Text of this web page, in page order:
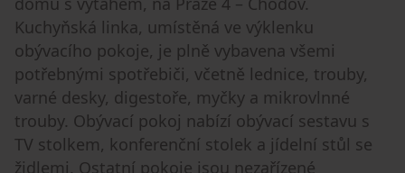
Kuchyňská linka, umístěná ve výklenku
obývacího pokoje, je plně vybavena všemi
potřebnými spotřebiči, včetně lednice, trouby,
varné desky, digestoře, myčky a mikrovlnné
trouby. Obývací pokoj nabízí obývací sestavu s
TV stolkem, konferenční stolek a jídelní stůl se
židlemi. Ostatní pokoje jsou nezařízené